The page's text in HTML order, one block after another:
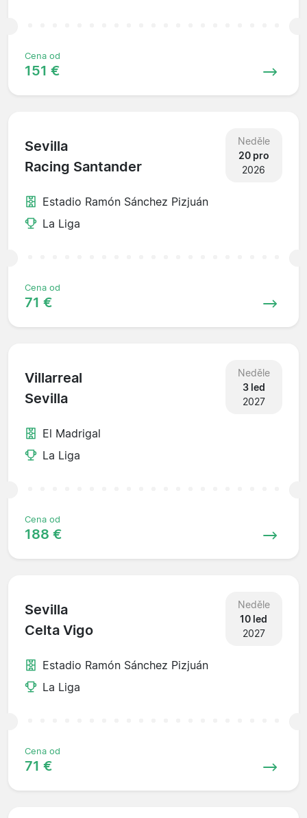
Cena od
151 €
Sevilla
Racing Santander
Neděle
20 pro
2026
Estadio Ramón Sánchez Pizjuán
La Liga
Cena od
71 €
Villarreal
Sevilla
Neděle
3 led
2027
El Madrigal
La Liga
Cena od
188 €
Sevilla
Celta Vigo
Neděle
10 led
2027
Estadio Ramón Sánchez Pizjuán
La Liga
Cena od
71 €